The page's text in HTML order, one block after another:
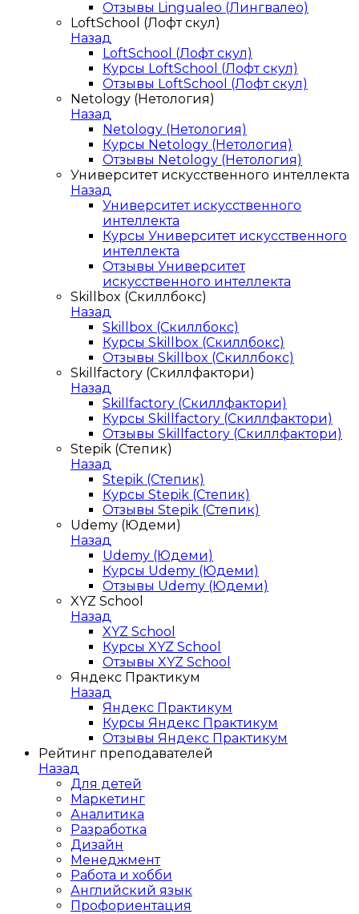
Отзывы Lingualeo (Лингвалео)
LoftSchool (Лофт скул)
Назад
LoftSchool (Лофт скул)
Курсы LoftSchool (Лофт скул)
Отзывы LoftSchool (Лофт скул)
Netology (Нетология)
Назад
Netology (Нетология)
Курсы Netology (Нетология)
Отзывы Netology (Нетология)
Университет искусственного интеллекта
Назад
Университет искусственного
интеллекта
Курсы Университет искусственного
интеллекта
Отзывы Университет
искусственного интеллекта
Skillbox (Скиллбокс)
Назад
Skillbox (Скиллбокс)
Курсы Skillbox (Скиллбокс)
Отзывы Skillbox (Скиллбокс)
Skillfactory (Скиллфактори)
Назад
Skillfactory (Скиллфактори)
Курсы Skillfactory (Скиллфактори)
Отзывы Skillfactory (Скиллфактори)
Stepik (Степик)
Назад
Stepik (Степик)
Курсы Stepik (Степик)
Отзывы Stepik (Степик)
Udemy (Юдеми)
Назад
Udemy (Юдеми)
Курсы Udemy (Юдеми)
Отзывы Udemy (Юдеми)
XYZ School
Назад
XYZ School
Курсы XYZ School
Отзывы XYZ School
Яндекс Практикум
Назад
Яндекс Практикум
Курсы Яндекс Практикум
Отзывы Яндекс Практикум
Рейтинг преподавателей
Назад
Для детей
Маркетинг
Аналитика
Разработка
Дизайн
Менеджмент
Работа и хобби
Английский язык
Профориентация